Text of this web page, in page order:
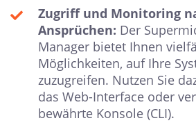
Zugriff und Monitoring
Ansprüchen: Der
Manager bietet Ihnen
Möglichkeiten, auf Ihre
zuzugreifen. Nutzen Sie
das Web-Interface oder
bewährte Konsole (CLI).